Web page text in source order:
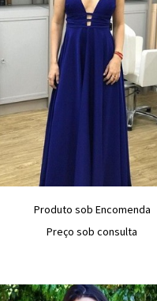
Produto sob Encomenda
Preço sob consulta